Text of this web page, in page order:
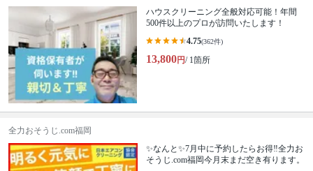
ハウスクリーニング全般対応可能！年間
500件以上のプロが訪問いたします！
4.75(362件)
13,800円/ 1箇所
全力おそうじ.com福岡
✨なんと✨7月中に予約したらお得‼️全力お
そうじ.com福岡今月末まだ空き有ります。